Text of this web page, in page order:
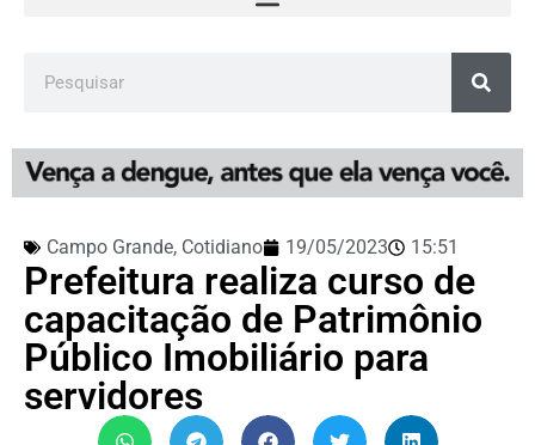
Campo Grande, Cotidiano 19/05/2023 15:51
Prefeitura realiza curso de
capacitação de Patrimônio
Público Imobiliário para
servidores